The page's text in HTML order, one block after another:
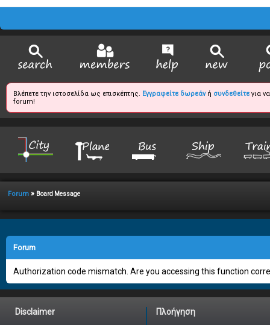
Βλέπετε την ιστοσελίδα ως επισκέπτης. Εγγραφείτε δωρεάνή συνδεθείτεγια
forum!
Forum » Board Message
Forum
Authorization code mismatch. Are you accessing this function
Disclaimer
Πλοήγηση